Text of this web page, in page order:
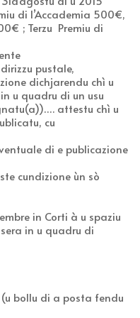
di l’Accademia 500€,
; Terzu Premiu di
pustale,
dichjarendu chì u
u quadru di un usu
attestu chì u
cu
di e publicazione
cundizione ùn sò
in Corti à u spaziu
in u quadru di
(u bollu di a posta fendu